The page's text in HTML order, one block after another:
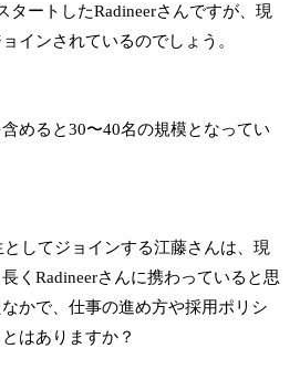
タートしたRadineerさんですが、現
インされているのでしょう。
めると30〜40名の規模となってい
してジョインする江藤さんは、現
くRadineerさんに携わっていると思
かで、仕事の進め方や採用ポリシ
はありますか？